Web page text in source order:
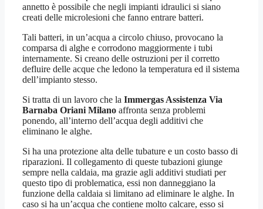
annetto è possibile che negli impianti idraulici si siano
creati delle microlesioni che fanno entrare batteri.
Tali batteri, in un’acqua a circolo chiuso, provocano la
comparsa di alghe e corrodono maggiormente i tubi
internamente. Si creano delle ostruzioni per il corretto
defluire delle acque che ledono la temperatura ed il sistema
dell’impianto stesso.
Si tratta di un lavoro che la Immergas Assistenza Via
Barnaba Oriani Milano affronta senza problemi
ponendo, all’interno dell’acqua degli additivi che
eliminano le alghe.
Si ha una protezione alta delle tubature e un costo basso di
riparazioni. Il collegamento di queste tubazioni giunge
sempre nella caldaia, ma grazie agli additivi studiati per
questo tipo di problematica, essi non danneggiano la
funzione della caldaia si limitano ad eliminare le alghe. In
caso si ha un’acqua che contiene molto calcare, esso si